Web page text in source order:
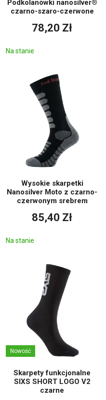
Podkolanówki nanosilver®
czarno-szaro-czerwone
78,20 Zł
Na stanie
Wysokie skarpetki
Nanosilver Moto z czarno-
czerwonym srebrem
85,40 Zł
Na stanie
Nowość
Skarpety funkcjonalne
SIXS SHORT LOGO V2
czarne